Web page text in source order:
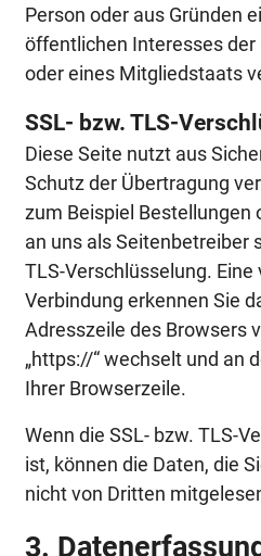
Person oder aus Gründen
öffentlichen Interesses der
oder eines Mitgliedstaats
SSL- bzw. TLS-
Diese Seite nutzt aus
Schutz der Übertragung
zum Beispiel Bestellungen
an uns als Seitenbetreiber
TLS-Verschlüsselung.
Verbindung erkennen Sie
Adresszeile des Browsers
„https://“ wechselt und an
Ihrer Browserzeile.
Wenn die SSL- bzw. TLS-
ist, können die Daten, die
nicht von Dritten
3.